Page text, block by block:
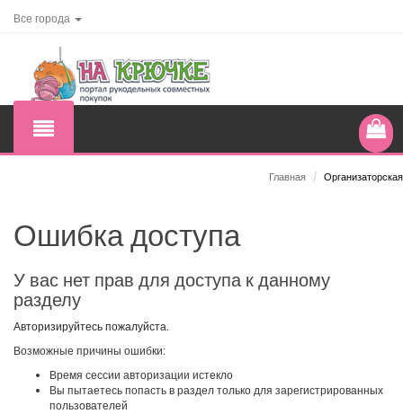
Все города
Главная / Организаторская
Ошибка доступа
У вас нет прав для доступа к данному
разделу
Авторизируйтесь пожалуйста.
Возможные причины ошибки:
Время сессии авторизации истекло
Вы пытаетесь попасть в раздел только для зарегистрированных
пользователей